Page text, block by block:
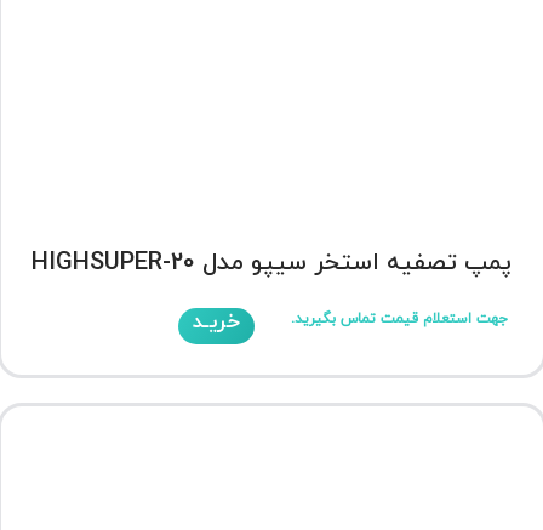
پمپ تصفیه استخر سیپو مدل HIGHSUPER-20
جهت استعلام قیمت تماس بگیرید. خریـد